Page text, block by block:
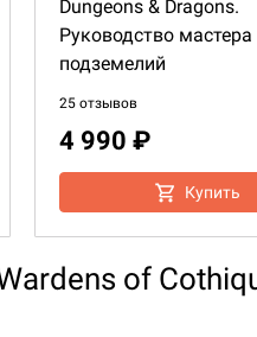
Dungeons & Dragons.
Руководство мастера
подземелий
25 отзывов
4 990 ₽
Купить
of